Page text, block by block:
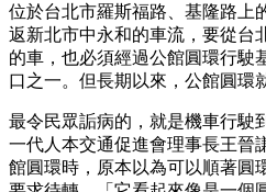
位於台北市羅斯福路、基隆路上
返新北市中永和的車流，要從台
的車，也必須經過公館圓環行駛
口之一。但長期以來，公館圓環
最令民眾詬病的，就是機車行駛
一代人本交通促進會理事長王晉
館圓環時，原本以為可以順著圓